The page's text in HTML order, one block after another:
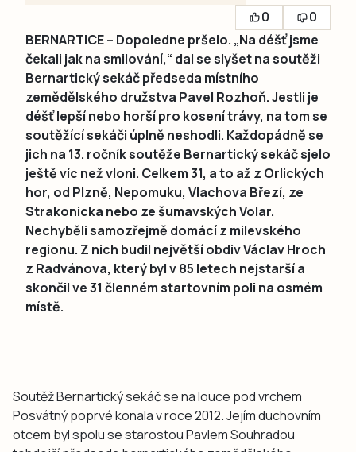
0
0
BERNARTICE – Dopoledne pršelo. „Na déšť jsme
čekali jak na smilování,“ dal se slyšet na soutěži
Bernartický sekáč předseda místního
zemědělského družstva Pavel Rozhoň. Jestli je
déšť lepší nebo horší pro kosení trávy, na tom se
soutěžící sekáči úplně neshodli. Každopádně se
jich na 13. ročník soutěže Bernartický sekáč sjelo
ještě víc než vloni. Celkem 31, a to až z Orlických
hor, od Plzně, Nepomuku, Vlachova Březí, ze
Strakonicka nebo ze šumavských Volar.
Nechyběli samozřejmě domácí z milevského
regionu. Z nich budil největší obdiv Václav Hroch
z Radvánova, který byl v 85 letech nejstarší a
skončil ve 31 členném startovním poli na osmém
místě.
Soutěž Bernartický sekáč se na louce pod vrchem
Posvátný poprvé konala v roce 2012. Jejím duchovním
otcem byl spolu se starostou Pavlem Souhradou